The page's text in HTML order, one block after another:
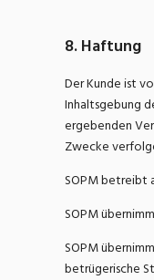
8. Haftung
Der Kunde ist
Inhaltsgebung
ergebenden
Zwecke
SOPM betreibt
SOPM
SOPM
betrügerische